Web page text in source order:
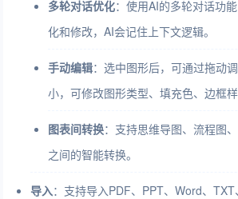
多轮对话优化：使用AI的多轮对话功
化和修改，AI会记住上下文逻辑。
手动编辑：选中图形后，可通过拖动
小，可修改图形类型、填充色、边框样
图表间转换：支持思维导图、流程图
之间的智能转换。
导入：支持导入PDF、PPT、Word、